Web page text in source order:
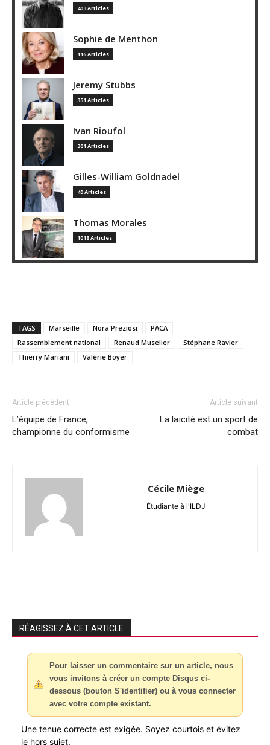
403 Articles
Sophie de Menthon
116 Articles
Jeremy Stubbs
351 Articles
Ivan Rioufol
301 Articles
Gilles-William Goldnadel
40 Articles
Thomas Morales
1018 Articles
TAGS Marseille Nora Preziosi
PACA
Rassemblement national
Renaud Muselier
Stéphane Ravier
Thierry Mariani
Valérie Boyer
Article précédent
L’équipe de France,
championne du conformisme
Article suivant
La laïcité est un sport de
combat
Cécile Miège
Étudiante à l'ILDJ
RÉAGISSEZ À CET ARTICLE
Pour laisser un commentaire sur un article, nous
vous invitons à créer un compte Disqus ci-
dessous (bouton S'identifier) ou à vous connecter
avec votre compte existant.
Une tenue correcte est exigée. Soyez courtois et évitez
le hors sujet.